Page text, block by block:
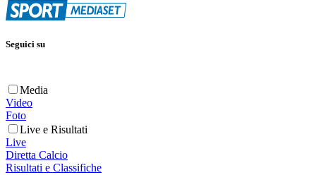
Seguici su
Media
Video
Foto
Live e Risultati
Live
Diretta Calcio
Risultati e Classifiche